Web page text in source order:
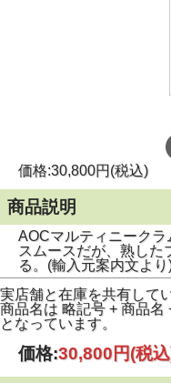
価格:30,800円(税込)
商品説明
AOCマルティニーク
スムースだが、熟し
る。(輸入元案内文より
実店舗と在庫を共有して
商品名は 略記号 + 商品名
となっています。
価格:30,800円(税